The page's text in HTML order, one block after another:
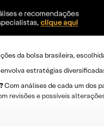
da bolsa brasileira,
estratégias
Com análises de cada um dos
revisões e possíveis